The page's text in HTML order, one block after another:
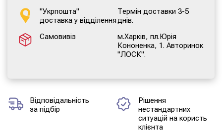
"Укрпошта"
доставка у відділення
Термін доставки 3-5
днів.
Самовивіз
м.Харків, пл.Юрія
Кононенка, 1. Авторинок
"ЛОСК".
Відповідальність
за підбір
Рішення
нестандартних
ситуацій на користь
клієнта